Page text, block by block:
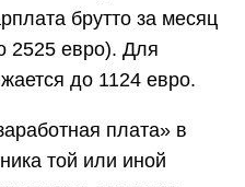
брутто за месяц
2525 евро). Для
до 1124 евро.
плата» в
той или иной